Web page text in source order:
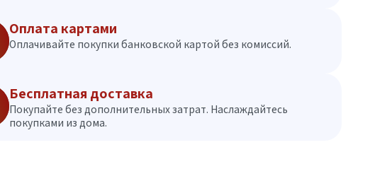
Оплата картами
Оплачивайте покупки банковской картой без комиссий.
Бесплатная доставка
Покупайте без дополнительных затрат. Наслаждайтесь
покупками из дома.